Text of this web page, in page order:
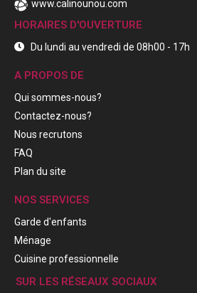
www.calinounou.com
HORAIRES D'OUVERTURE
Du lundi au vendredi de 08h00 - 17h
A PROPOS DE
Qui sommes-nous?
Contactez-nous?
Nous recrutons
FAQ
Plan du site
NOS SERVICES
Garde d'enfants
Ménage
Cuisine professionnelle
SUR LES RÉSEAUX SOCIAUX